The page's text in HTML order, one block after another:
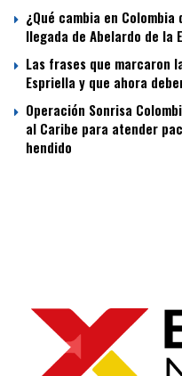
¿Qué cambia en
llegada de Abelardo de la
Las frases que marcaron
Espriella y que ahora
Operación Sonrisa
al Caribe para atender
hendido